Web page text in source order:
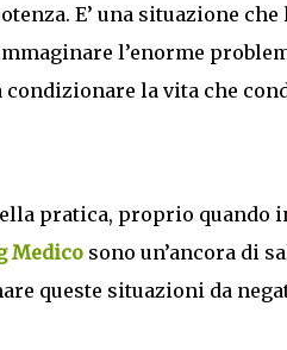
E’ una situazione
l’enorme
la vita che
pratica, proprio quando
Medicosono un’ancora di
queste situazioni da